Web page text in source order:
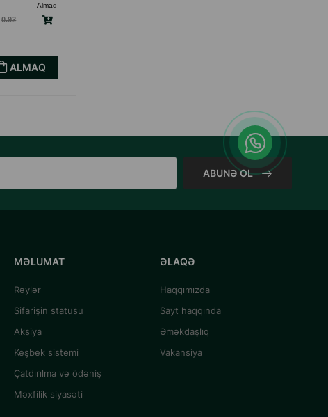
Almaq
0.92
ALMAQ
ABUNƏ OL
MƏLUMAT
Rəylər
Sifarişin statusu
Aksiya
Keşbek sistemi
Çatdırılma və ödəniş
Məxfilik siyasəti
ƏLAQƏ
Haqqımızda
Sayt haqqında
Əməkdaşlıq
Vakansiya